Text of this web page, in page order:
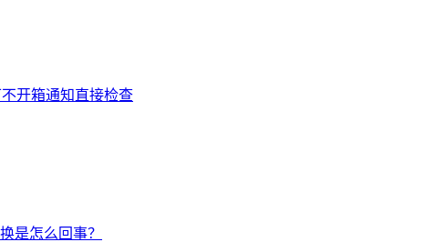
开箱通知直接检查
是怎么回事？